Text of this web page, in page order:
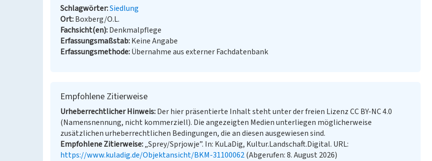
Schlagwörter Siedlung
Ort Boxberg/O.L.
Fachsicht(en) Denkmalpflege
Erfassungsmaßstab Keine Angabe
Erfassungsmethode Übernahme aus externer Fachdatenbank
Empfohlene Zitierweise
Urheberrechtlicher Hinweis Der hier präsentierte Inhalt steht unter der freien Lizenz CC BY-NC 4.0
(Namensnennung, nicht kommerziell). Die angezeigten Medien unterliegen möglicherweise
zusätzlichen urheberrechtlichen Bedingungen, die an diesen ausgewiesen sind.
Empfohlene Zitierweise „Sprey/Sprjowje”. In: KuLaDig, Kultur.Landschaft.Digital. URL:
https://www.kuladig.de/Objektansicht/BKM-31100062(Abgerufen: 8. August 2026)